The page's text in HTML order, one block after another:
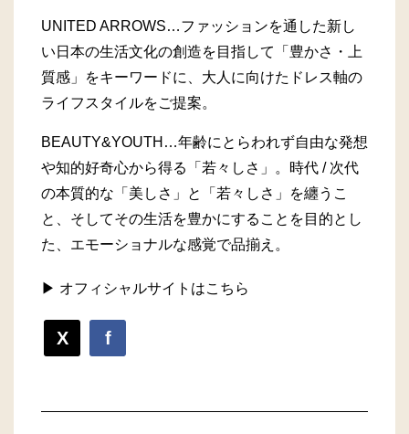
UNITED ARROWS…ファッションを通した新し
い日本の生活文化の創造を目指して「豊かさ・上
質感」をキーワードに、大人に向けたドレス軸の
ライフスタイルをご提案。
BEAUTY&YOUTH…年齢にとらわれず自由な発想
や知的好奇心から得る「若々しさ」。時代 / 次代
の本質的な「美しさ」と「若々しさ」を纏うこ
と、そしてその生活を豊かにすることを目的とし
た、エモーショナルな感覚で品揃え。
▶ オフィシャルサイトはこちら
X f